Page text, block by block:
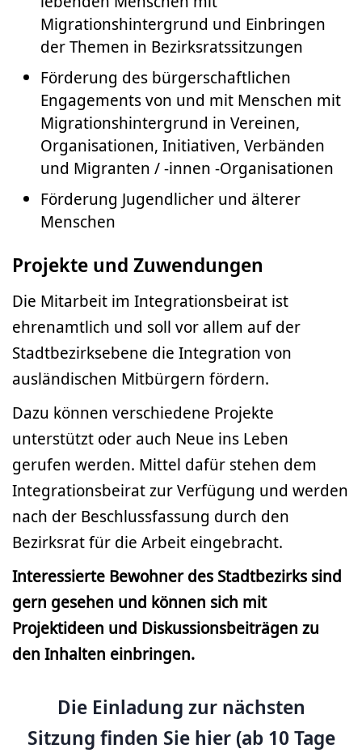
Migrationshintergrund und Einbringen
der Themen in Bezirksratssitzungen
Förderung des bürgerschaftlichen
Engagements von und mit Menschen mit
Migrationshintergrund in Vereinen,
Organisationen, Initiativen, Verbänden
und Migranten / -innen -Organisationen
Förderung Jugendlicher und älterer
Menschen
Projekte und Zuwendungen
Die Mitarbeit im Integrationsbeirat ist
ehrenamtlich und soll vor allem auf der
Stadtbezirksebene die Integration von
ausländischen Mitbürgern fördern.
Dazu können verschiedene Projekte
unterstützt oder auch Neue ins Leben
gerufen werden. Mittel dafür stehen dem
Integrationsbeirat zur Verfügung und werden
nach der Beschlussfassung durch den
Bezirksrat für die Arbeit eingebracht.
Interessierte Bewohner des Stadtbezirks sind
gern gesehen und können sich mit
Projektideen und Diskussionsbeiträgen zu
den Inhalten einbringen.
Die Einladung zur nächsten
Sitzung finden Sie hier (ab 10 Tage